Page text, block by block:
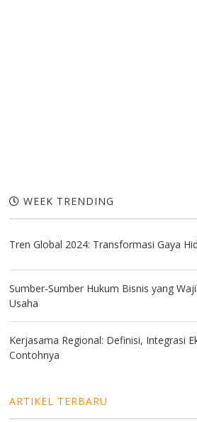
WEEK TRENDING
Tren Global 2024: Transformasi Gaya
Sumber-Sumber Hukum Bisnis yang
Usaha
Kerjasama Regional: Definisi, Integrasi
Contohnya
ARTIKEL TERBARU